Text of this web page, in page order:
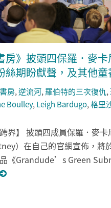
房》披頭四保羅．麥
絲期盼獻聲，及其他
房,逆流河, 羅伯特的三次復仇,
Boulley, Leigh Bardugo,格里
跨界】 披頭四成員保羅．麥
）在自己的官網宣佈，將
《Grandude’s Green